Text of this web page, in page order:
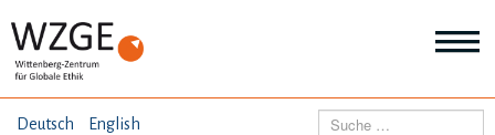
Deutsch English THEMEN
Suchen